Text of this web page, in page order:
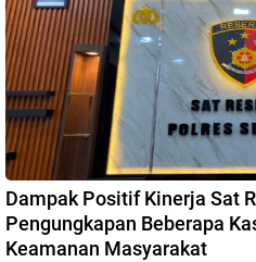
Dampak Positif Kinerja Sat
Pengungkapan Beberapa
Keamanan Masyarakat